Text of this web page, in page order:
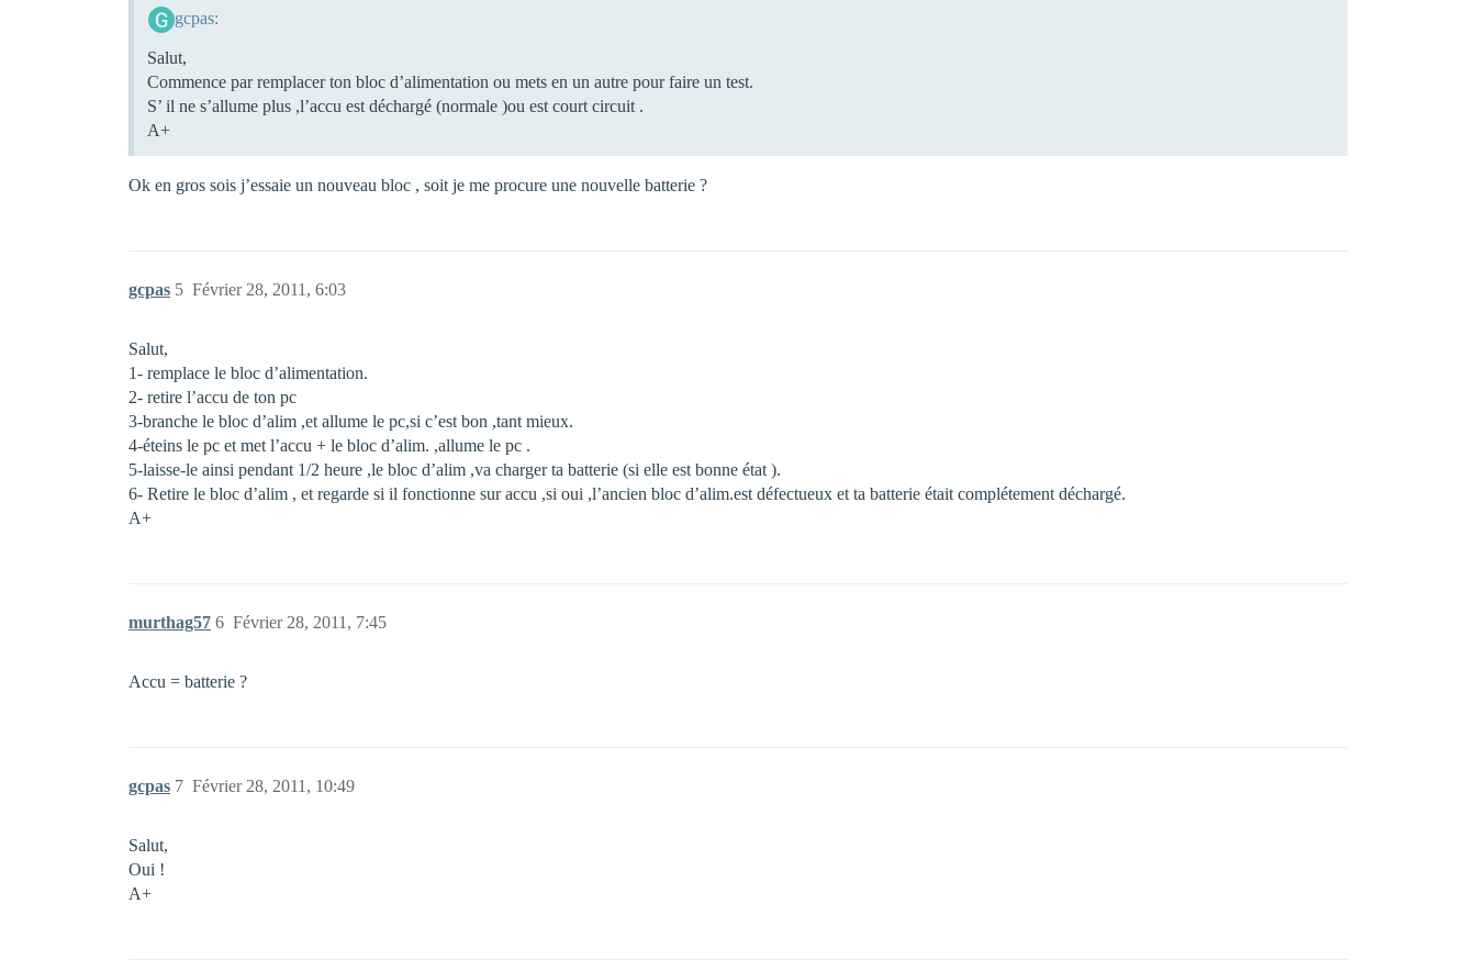
gcpas:
Salut,
Commence par remplacer ton bloc d’alimentation ou mets en un autre pour faire un test.
S’ il ne s’allume plus ,l’accu est déchargé (normale )ou est court circuit .
A+
Ok en gros sois j’essaie un nouveau bloc , soit je me procure une nouvelle batterie ?
gcpas Février 28, 2011, 6:03
5
Salut,
1- remplace le bloc d’alimentation.
2- retire l’accu de ton pc
3-branche le bloc d’alim ,et allume le pc,si c’est bon ,tant mieux.
4-éteins le pc et met l’accu + le bloc d’alim. ,allume le pc .
5-laisse-le ainsi pendant 1/2 heure ,le bloc d’alim ,va charger ta batterie (si elle est bonne état ).
6- Retire le bloc d’alim , et regarde si il fonctionne sur accu ,si oui ,l’ancien bloc d’alim.est défectueux et ta batterie était complétement déchargé.
A+
murthag57 Février 28, 2011, 7:45
6
Accu = batterie ?
gcpas Février 28, 2011, 10:49
7
Salut,
Oui !
A+